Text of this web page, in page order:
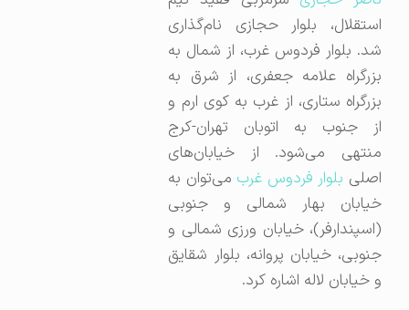
استقلال، بلوار حجازی نام‌گذاری
شد. بلوار فردوس غرب، از شمال به
بزرگراه علامه جعفری، از شرق به
بزرگراه ستاری، از غرب به کوی ارم و
از جنوب به اتوبان تهران-کرج
منتهی می‌شود. از خیابان‌های
اصلیبلوار فردوس غرب می‌توان به
خیابان بهار شمالی و جنوبی
(اسپندارفر)، خیابان ورزی شمالی و
جنوبی، خیابان پروانه، بلوار شقایق
و خیابان لاله اشاره کرد.